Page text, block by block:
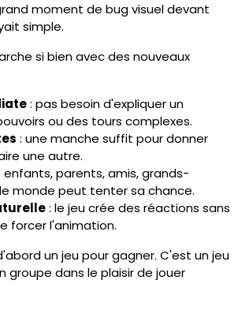
moment de bug visuel devant
simple.
si bien avec des nouveaux
: pas besoin d'expliquer un
ou des tours complexes.
: une manche suffit pour donner
une autre.
enfants, parents, amis, grands-
monde peut tenter sa chance.
: le jeu crée des réactions sans
forcer l'animation.
un jeu pour gagner. C'est un jeu
groupe dans le plaisir de jouer